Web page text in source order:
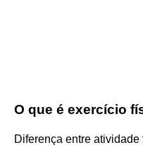
O que é exercício
Diferença entre